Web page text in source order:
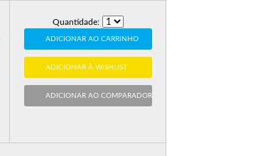
Quantidade:
ADICIONAR AO CARRINHO
ADICIONAR À WISHLIST
ADICIONAR AO COMPARADOR